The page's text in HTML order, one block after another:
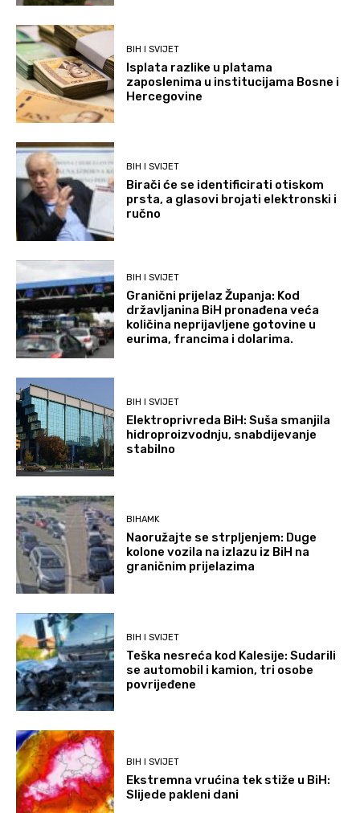
BIH I SVIJET
Isplata razlike u platama
zaposlenima u institucijama Bosne i
Hercegovine
BIH I SVIJET
Birači će se identificirati otiskom
prsta, a glasovi brojati elektronski i
ručno
BIH I SVIJET
Granični prijelaz Županja: Kod
državljanina BiH pronađena veća
količina neprijavljene gotovine u
eurima, francima i dolarima.
BIH I SVIJET
Elektroprivreda BiH: Suša smanjila
hidroproizvodnju, snabdijevanje
stabilno
BIHAMK
Naoružajte se strpljenjem: Duge
kolone vozila na izlazu iz BiH na
graničnim prijelazima
BIH I SVIJET
Teška nesreća kod Kalesije: Sudarili
se automobil i kamion, tri osobe
povrijeđene
BIH I SVIJET
Ekstremna vrućina tek stiže u BiH:
Slijede pakleni dani